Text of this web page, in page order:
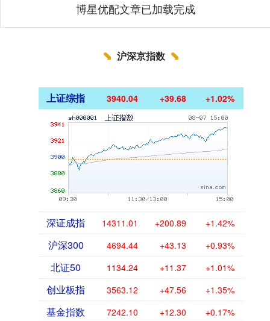
博星优配文章已加载完成
沪深京指数
上证综指 3940.04 +39.68 +1.02%
深证成指 14311.01 +200.89 +1.42%
沪深300 4694.44 +43.13 +0.93%
北证50 1134.24 +11.37 +1.01%
创业板指 3563.12 +47.56 +1.35%
基金指数 7242.10 +12.30 +0.17%